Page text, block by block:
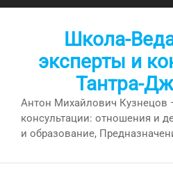
Перейти
Школа-
эксперты и
Тантра-
Антон Михайлович Кузнецов
консультации: отношения и
и образование,